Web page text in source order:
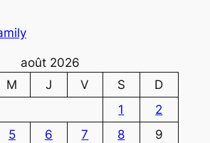
août 2026
M J V S
D
1
2
5 6 7 8
9